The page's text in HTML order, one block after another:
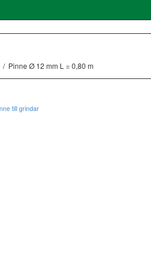
Pinne Ø 12 mm L = 0,80 m